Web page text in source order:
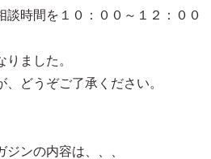
談時間を１０：００～１２：００
ました。
どうぞご了承ください。
ンの内容は、、、